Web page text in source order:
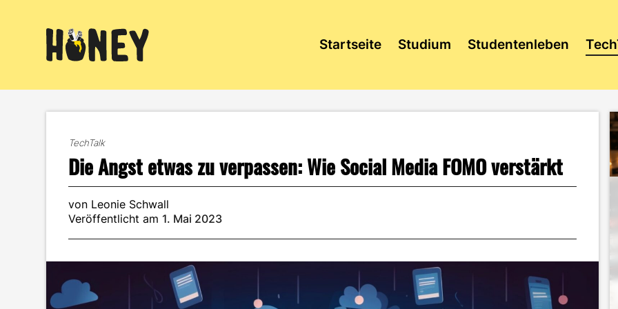
Startseite Studium Studentenleben
TechTalk
Die Angst etwas zu verpassen: Wie Social Media FOMO verstärkt
von Leonie Schwall
Veröffentlicht am 1. Mai 2023